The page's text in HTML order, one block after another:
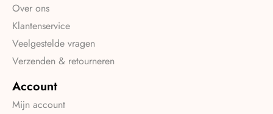
Over ons
Klantenservice
Veelgestelde vragen
Verzenden & retourneren
Account
Mijn account